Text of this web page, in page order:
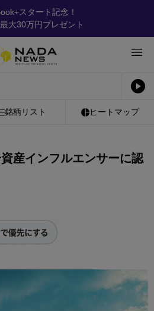
スタート記念！
大30万円プレゼント
銘柄リスト ヒートマップ
産インフルエンサーに認